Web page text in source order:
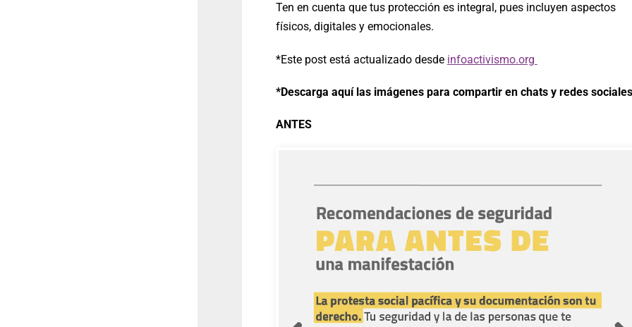
Ten en cuenta que tus protección es integral, pues incluyen aspectos
físicos, digitales y emocionales.
*Este post está actualizado desde infoactivismo.org
*Descarga aquí las imágenes para compartir en chats y redes sociales
ANTES